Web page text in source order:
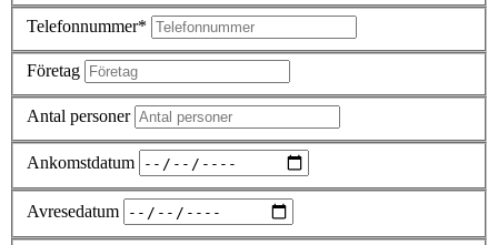
Telefonnummer*
Företag
Antal personer
Ankomstdatum
Avresedatum